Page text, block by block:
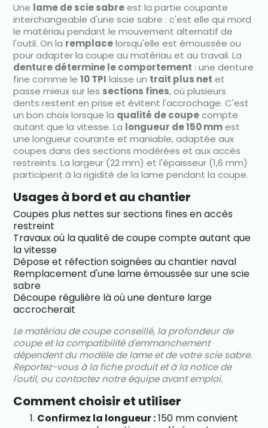
Une lame de scie sabreest la partie coupante
interchangeable d'une scie sabre : c'est elle qui mord
le matériau pendant le mouvement alternatif de
l'outil. On la remplacelorsqu'elle est émoussée ou
pour adapter la coupe au matériau et au travail. La
denture détermine le comportement : une denture
fine comme le10 TPI laisse un trait plus net et
passe mieux sur les sections fines, où plusieurs
dents restent en prise et évitent l'accrochage. C'est
un bon choix lorsque la qualité de coupecompte
autant que la vitesse. La longueur de 150 mmest
une longueur courante et maniable, adaptée aux
coupes dans des sections modérées et aux accès
restreints. La largeur (22 mm) et l'épaisseur (1,6 mm)
participent à la rigidité de la lame pendant la coupe.
Usages à bord et au chantier
Coupes plus nettes sur sections fines en accès
restreint
Travaux où la qualité de coupe compte autant que
la vitesse
Dépose et réfection soignées au chantier naval
Remplacement d'une lame émoussée sur une scie
sabre
Découpe régulière là où une denture large
accrocherait
Le matériau de coupe conseillé, la profondeur de
coupe et la compatibilité d'emmanchement
dépendent du modèle de lame et de votre scie sabre.
Reportez-vous à la fiche produit et à la notice de
l'outil, ou contactez notre équipe avant emploi.
Comment choisir et utiliser
Confirmez la longueur :150 mm convient